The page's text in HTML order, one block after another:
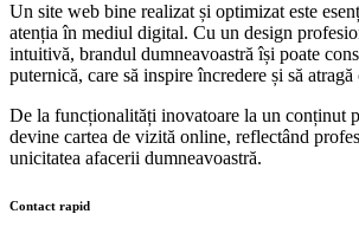
Un site web bine realizat și optimizat este
atenția în mediul digital. Cu un design
intuitivă, brandul dumneavoastră își poate
puternică, care să inspire încredere și să
De la funcționalități inovatoare la un conținut
devine cartea de vizită online, reflectând
unicitatea afacerii dumneavoastră.
Contact rapid